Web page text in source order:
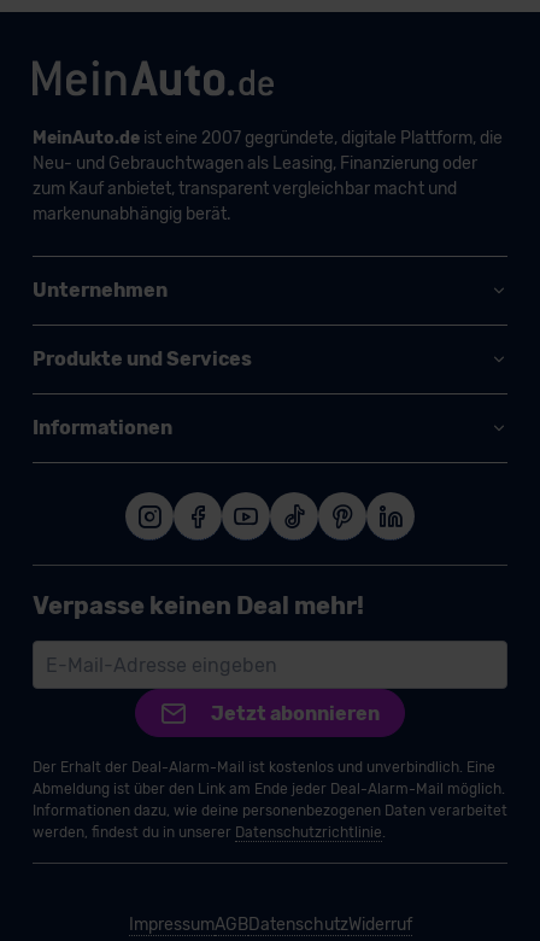
MeinAuto.deist eine 2007 gegründete, digitale Plattform, die
Neu- und Gebrauchtwagen als Leasing, Finanzierung oder
zum Kauf anbietet, transparent vergleichbar macht und
markenunabhängig berät.
Unternehmen
Produkte und Services
Informationen
Verpasse keinen Deal mehr!
Jetzt abonnieren
Der Erhalt der Deal-Alarm-Mail ist kostenlos und unverbindlich. Eine
Abmeldung ist über den Link am Ende jeder Deal-Alarm-Mail möglich.
Informationen dazu, wie deine personenbezogenen Daten verarbeitet
werden, findest du in unserer Datenschutzrichtlinie.
ImpressumAGBDatenschutzWiderruf